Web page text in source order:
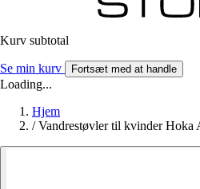
Kurv subtotal
Se min kurv Fortsæt med at handle
Loading...
Hjem
/ Vandrestøvler til kvinder Hoka